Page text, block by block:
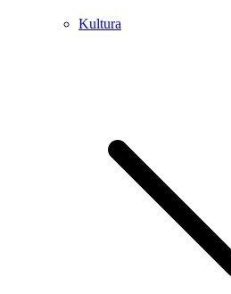
Kultura